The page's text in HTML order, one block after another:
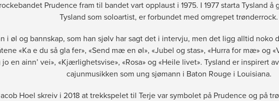
Prudence fram til bandet vart opplaust i 1975. I 1977 starta Tysland
Tysland som soloartist, er forbundet med omgrepet trønderrock.
i øl og bannskap, som han sjølv har sagt det i intervju, men det ligg alltid noko
«Ka e du så gla fer», «Send mæ en øl», «Jubel og stas», «Hurra for mæ» og
en ainn’ vei», «Kjærlighetsvise», «Rosa» og «Heile livet». Tysland er inspirert
cajunmusikken som ung sjømann i Baton Rouge i Louisiana.
Hoel skreiv i 2018 at trekkspelet til Terje var symbolet på Prudence og på